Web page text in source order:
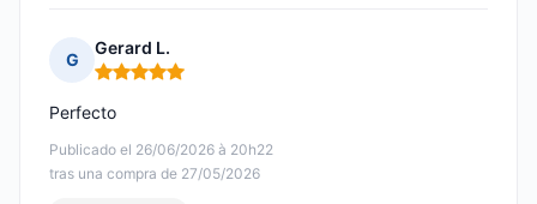
G
Gerard L.
Nota: 5 de 5
Publicado el 26/06/2026 à 20h22
tras una compra de 27/05/2026
Perfecto